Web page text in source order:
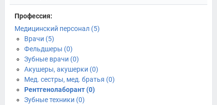
Профессия:
Медицинский персонал (5)
Врачи (5)
Фельдшеры (0)
Зубные врачи (0)
Акушеры, акушерки (0)
Мед. сестры, мед. братья (0)
Рентгенолаборант (0)
Зубные техники (0)